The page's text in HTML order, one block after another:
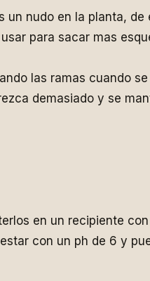
un nudo en la planta, de
para sacar mas
las ramas cuando
demasiado y se
en un recipiente
con un ph de 6 y